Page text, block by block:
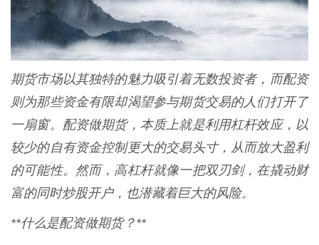
期货市场以其独特的魅力吸引着无数投资者，而配资
则为那些资金有限却渴望参与期货交易的人们打开了
一扇窗。配资做期货，本质上就是利用杠杆效应，以
较少的自有资金控制更大的交易头寸，从而放大盈利
的可能性。然而，高杠杆就像一把双刃剑，在撬动财
富的同时炒股开户，也潜藏着巨大的风险。
**什么是配资做期货？**